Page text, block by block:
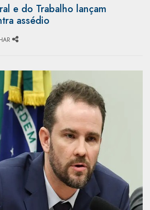
e do Trabalho lançam
assédio